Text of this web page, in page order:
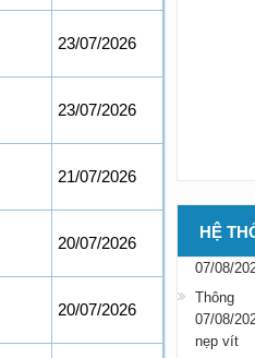
23/07/2026
23/07/2026
21/07/2026
20/07/2026
20/07/2026
HỆ
Thông
07/08/
nẹp vít